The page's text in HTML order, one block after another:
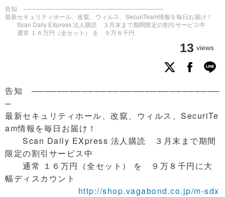
告知 ───────────────────────────────
最新セキュリティホール、改竄、ウィルス、SecuriTeam情報を毎日お届け！
Scan Daily EXpress 法人購読 ３月末まで期間限定の割引サービス中
通常 １６万円（全セット） を ９万８千円
13 views
告知 ──────────────────────────────
─
最新セキュリティホール、改竄、ウィルス、SecuriTe
am情報を毎日お届け！
Scan Daily EXpress 法人購読 ３月末まで期間
限定の割引サービス中
通常 １６万円（全セット） を ９万８千円に大
幅ディスカウント
http://shop.vagabond.co.jp/m-sdx